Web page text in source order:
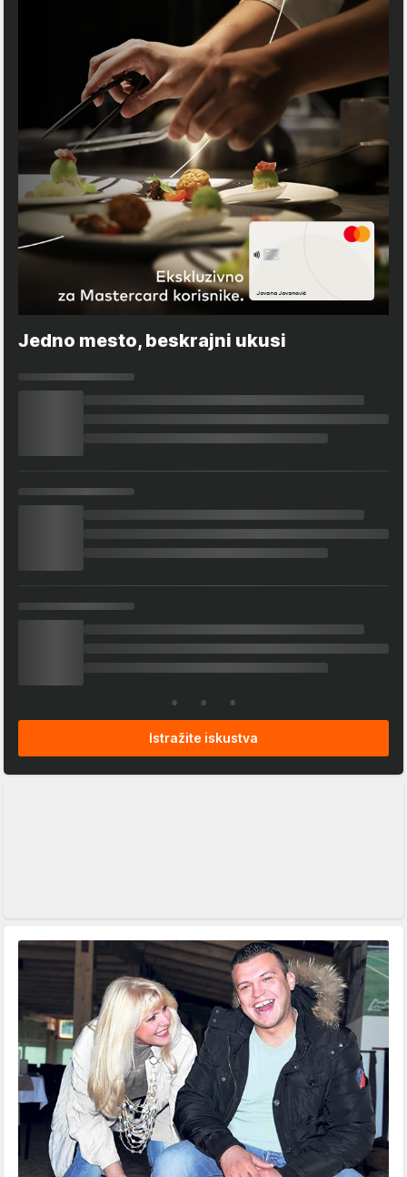
Jedno mesto, beskrajni ukusi
Istražite iskustva